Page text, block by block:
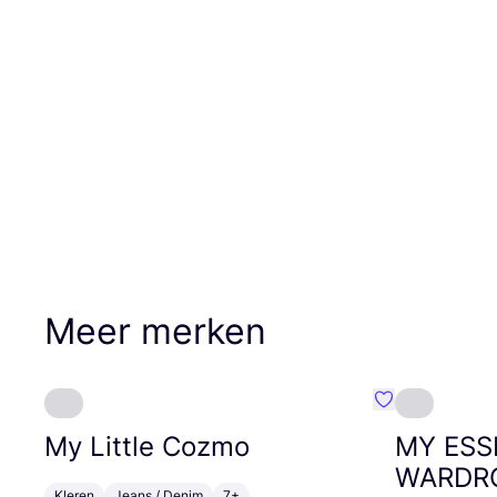
Meer merken
My Little Cozmo
Favoriete
MY